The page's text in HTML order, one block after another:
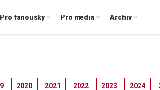
Pro fanoušky Pro média Archiv
2020 2021 2022 2023 2024